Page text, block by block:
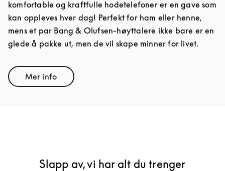
komfortable og kraftfulle hodetelefoner er en gave som
kan oppleves hver dag! Perfekt for ham eller henne,
mens et par Bang & Olufsen-høyttalere ikke bare er en
glede å pakke ut, men de vil skape minner for livet.
Mer infoLink Opens in New Tab
Slapp av, vi har alt du trenger